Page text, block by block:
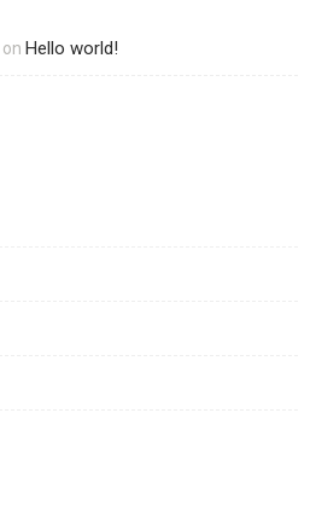
on Hello world!